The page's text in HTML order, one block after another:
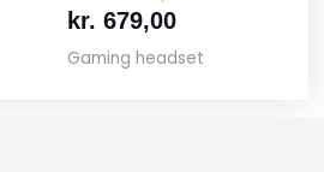
kr. 679,00
Gaming headset